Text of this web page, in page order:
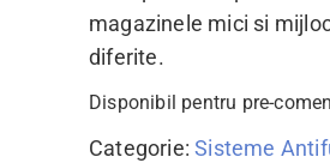
magazinele mici si
diferite.
Disponibil pentru pre-
Categorie:Sisteme